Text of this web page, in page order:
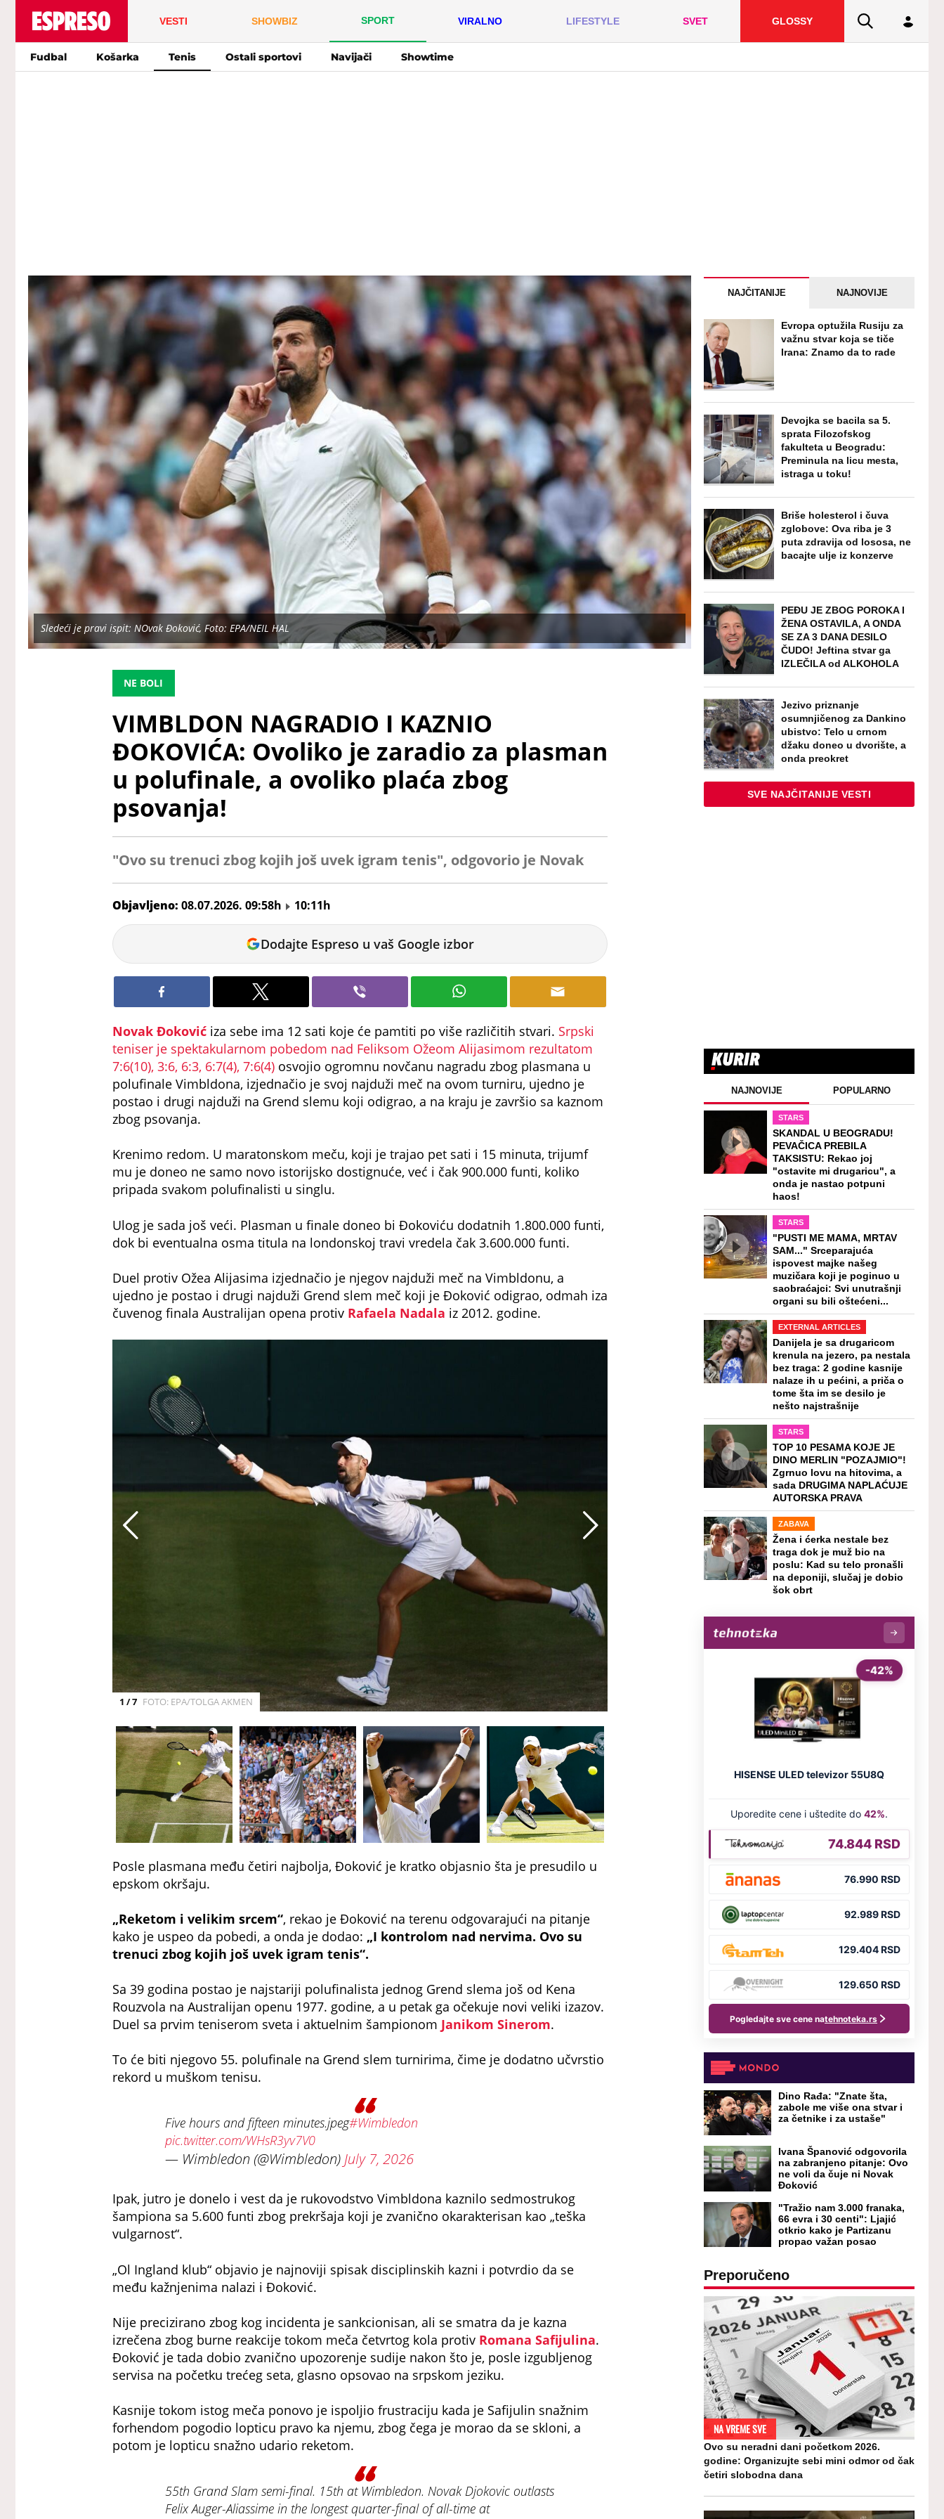
VESTI SHOWBIZ SPORT VIRALNO LIFESTYLE SVET GLOSSY
Fudbal Košarka Tenis Ostali sportovi Navijači Showtime
Sledeći je pravi ispit: NOvak Đoković, Foto: EPA/NEIL HAL
NE BOLI
VIMBLDON NAGRADIO I KAZNIO
ĐOKOVIĆA: Ovoliko je zaradio za plasman
u polufinale, a ovoliko plaća zbog
psovanja!
"Ovo su trenuci zbog kojih još uvek igram tenis", odgovorio je Novak
Objavljeno: 08.07.2026. 09:58h 10:11h
Dodajte Espreso u vaš Google izbor
Novak Đokovićiza sebe ima 12 sati koje će pamtiti po više različitih stvari. Srpski
teniser je spektakularnom pobedom nad Feliksom Ožeom Alijasimom rezultatom
7:6(10), 3:6, 6:3, 6:7(4), 7:6(4)osvojio ogromnu novčanu nagradu zbog plasmana u
polufinale Vimbldona, izjednačio je svoj najduži meč na ovom turniru, ujedno je
postao i drugi najduži na Grend slemu koji odigrao, a na kraju je završio sa kaznom
zbog psovanja.
Krenimo redom. U maratonskom meču, koji je trajao pet sati i 15 minuta, trijumf
mu je doneo ne samo novo istorijsko dostignuće, već i čak 900.000 funti, koliko
pripada svakom polufinalisti u singlu.
Ulog je sada još veći. Plasman u finale doneo bi Đokoviću dodatnih 1.800.000 funti,
dok bi eventualna osma titula na londonskoj travi vredela čak 3.600.000 funti.
Duel protiv Ožea Alijasima izjednačio je njegov najduži meč na Vimbldonu, a
ujedno je postao i drugi najduži Grend slem meč koji je Đoković odigrao, odmah iza
čuvenog finala Australijan opena protiv Rafaela Nadala iz 2012. godine.
1 / 7 FOTO: EPA/TOLGA AKMEN
Posle plasmana među četiri najbolja, Đoković je kratko objasnio šta je presudilo u
epskom okršaju.
„Reketom i velikim srcem“, rekao je Đoković na terenu odgovarajući na pitanje
kako je uspeo da pobedi, a onda je dodao: „I kontrolom nad nervima. Ovo su
trenuci zbog kojih još uvek igram tenis“.
Sa 39 godina postao je najstariji polufinalista jednog Grend slema još od Kena
Rouzvola na Australijan openu 1977. godine, a u petak ga očekuje novi veliki izazov.
Duel sa prvim teniserom sveta i aktuelnim šampionom Janikom Sinerom.
To će biti njegovo 55. polufinale na Grend slem turnirima, čime je dodatno učvrstio
rekord u muškom tenisu.
Five hours and fifteen minutes.jpeg#Wimbledon
pic.twitter.com/WHsR3yv7V0
— Wimbledon (@Wimbledon)July 7, 2026
Ipak, jutro je donelo i vest da je rukovodstvo Vimbldona kaznilo sedmostrukog
šampiona sa 5.600 funti zbog prekršaja koji je zvanično okarakterisan kao „teška
vulgarnost“.
„Ol Ingland klub“ objavio je najnoviji spisak disciplinskih kazni i potvrdio da se
među kažnjenima nalazi i Đoković.
Nije precizirano zbog kog incidenta je sankcionisan, ali se smatra da je kazna
izrečena zbog burne reakcije tokom meča četvrtog kola protiv Romana Safijulina.
Đoković je tada dobio zvanično upozorenje sudije nakon što je, posle izgubljenog
servisa na početku trećeg seta, glasno opsovao na srpskom jeziku.
Kasnije tokom istog meča ponovo je ispoljio frustraciju kada je Safijulin snažnim
forhendom pogodio lopticu pravo ka njemu, zbog čega je morao da se skloni, a
potom je lopticu snažno udario reketom.
55th Grand Slam semi-final. 15th at Wimbledon. Novak Djokovic outlasts
Felix Auger-Aliassime in the longest quarter-final of all-time at
NAJČITANIJE NAJNOVIJE
Evropa optužila Rusiju za
važnu stvar koja se tiče
Irana: Znamo da to rade
Devojka se bacila sa 5.
sprata Filozofskog
fakulteta u Beogradu:
Preminula na licu mesta,
istraga u toku!
Briše holesterol i čuva
zglobove: Ova riba je 3
puta zdravija od lososa, ne
bacajte ulje iz konzerve
PEĐU JE ZBOG POROKA I
ŽENA OSTAVILA, A ONDA
SE ZA 3 DANA DESILO
ČUDO! Jeftina stvar ga
IZLEČILA od ALKOHOLA
Jezivo priznanje
osumnjičenog za Dankino
ubistvo: Telo u crnom
džaku doneo u dvorište, a
onda preokret
SVE NAJČITANIJE VESTI
NAJNOVIJE POPULARNO
STARS
SKANDAL U BEOGRADU!
PEVAČICA PREBILA
TAKSISTU: Rekao joj
"ostavite mi drugaricu", a
onda je nastao potpuni
haos!
STARS
"PUSTI ME MAMA, MRTAV
SAM..." Srceparajuća
ispovest majke našeg
muzičara koji je poginuo u
saobraćajci: Svi unutrašnji
organi su bili oštećeni...
EXTERNAL ARTICLES
Danijela je sa drugaricom
krenula na jezero, pa nestala
bez traga: 2 godine kasnije
nalaze ih u pećini, a priča o
tome šta im se desilo je
nešto najstrašnije
STARS
TOP 10 PESAMA KOJE JE
DINO MERLIN "POZAJMIO"!
Zgrnuo lovu na hitovima, a
sada DRUGIMA NAPLAĆUJE
AUTORSKA PRAVA
ZABAVA
Žena i ćerka nestale bez
traga dok je muž bio na
poslu: Kad su telo pronašli
na deponiji, slučaj je dobio
šok obrt
Dino Rađa: "Znate šta,
zabole me više ona stvar i
za četnike i za ustaše"
Ivana Španović odgovorila
na zabranjeno pitanje: Ovo
ne voli da čuje ni Novak
Đoković
"Tražio nam 3.000 franaka,
66 evra i 30 centi": Ljajić
otkrio kako je Partizanu
propao važan posao
Preporučeno
NA VREME SVE
Ovo su neradni dani početkom 2026.
godine: Organizujte sebi mini odmor od čak
četiri slobodna dana